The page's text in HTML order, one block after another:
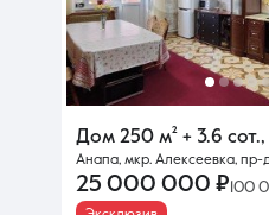
Дом 250 м² + 3.6 сот.,
Анапа, мкр. Алексеевка, пр-
25 000 000 ₽ 100